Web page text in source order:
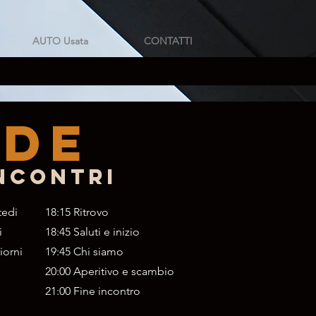
AUTO Usata CONTATTI
18:15 Ritrovo
18:45 Saluti e inizio
19:45 Chi siamo
20:00 Aperitivo e scambio
21:00 Fine incontro